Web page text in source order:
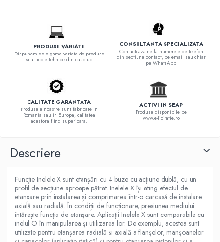
PRODUSE VARIATE
Dispunem de o gama variata de produse
si articole tehnice din cauciuc
CONSULTANTA SPECIALIZATA
Contacteaza-ne la numerele de telefon
din sectiune contact, pe email sau chiar
pe WhatsApp
CALITATE GARANTATA
Produsele noastre sunt fabricate in
Romania sau in Europa, calitatea
acestora fiind superioara.
ACTIVI IN SEAP
Produse disponibile pe
www.e-licitatie.ro
Descriere
Funcţie Inelele X sunt etanșări cu 4 buze cu acțiune dublă, cu un
profil de secțiune aproape pătrat. Inelele X își ating efectul de
etanșare prin instalarea și comprimarea într-o carcasă de instalare
axială sau radială. În condiții de funcționare, presiunea mediului
întărește funcția de etanșare. Aplicații Inelele X sunt comparabile cu
inelul O în manipularea și utilizarea lor. De exemplu, acestea sunt
utilizate pentru etanșarea radială și axială a flanșelor, manșoanelor